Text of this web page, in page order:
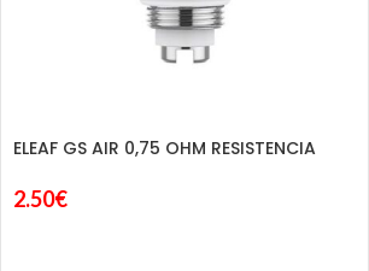
ELEAF GS AIR 0,75 OHM RESISTENCIA
2.50€